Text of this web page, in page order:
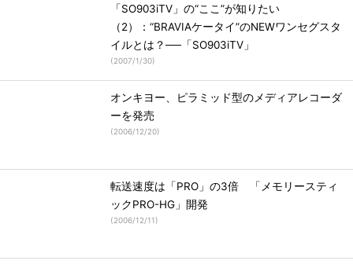
「SO903iTV」の“ここ”が知りたい
（2）：“BRAVIAケータイ”のNEWワンセグスタ
イルとは？──「SO903iTV」
(2007/1/30)
オンキヨー、ピラミッド型のメディアレコーダ
ーを発売
(2006/12/20)
転送速度は「PRO」の3倍 「メモリースティ
ックPRO-HG」開発
(2006/12/11)